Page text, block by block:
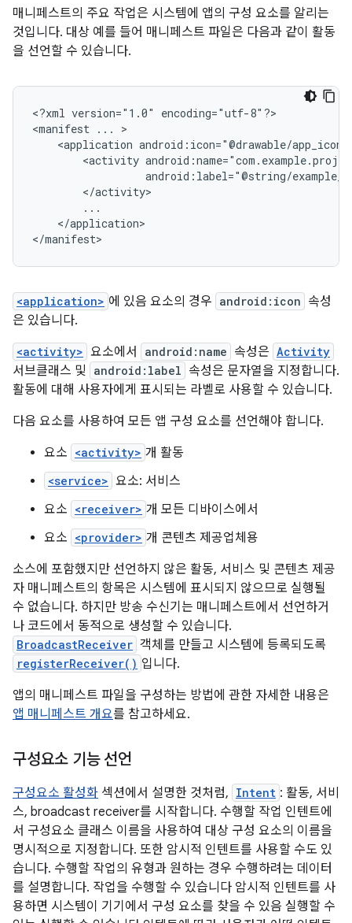
매니페스트의 주요 작업은 시스템에 앱의 구성 요소를 알리는
것입니다. 대상 예를 들어 매니페스트 파일은 다음과 같이 활동
을 선언할 수 있습니다.
<?xml version="1.0"
encoding="utf-8"?>
<manifest ...
<application android:icon="@drawable/
<activity
android:label="@string/
</application>
</manifest>
<application> 에 있음 요소의 경우 android:icon 속성
은 있습니다.
<activity> 요소에서 android:name 속성은 Activity
서브클래스 및 android:label 속성은 문자열을 지정합니다.
활동에 대해 사용자에게 표시되는 라벨로 사용할 수 있습니다.
다음 요소를 사용하여 모든 앱 구성 요소를 선언해야 합니다.
요소 <activity> 개 활동
<service> 요소: 서비스
요소 <receiver> 개 모든 디바이스에서
요소 <provider> 개 콘텐츠 제공업체용
소스에 포함했지만 선언하지 않은 활동, 서비스 및 콘텐츠 제공
자 매니페스트의 항목은 시스템에 표시되지 않으므로 실행될
수 없습니다. 하지만 방송 수신기는 매니페스트에서 선언하거
나 코드에서 동적으로 생성할 수 있습니다.
BroadcastReceiver 객체를 만들고 시스템에 등록되도록
registerReceiver() 입니다.
앱의 매니페스트 파일을 구성하는 방법에 관한 자세한 내용은
앱 매니페스트 개요를 참고하세요.
구성요소 기능 선언
구성요소 활성화 섹션에서 설명한 것처럼, Intent : 활동, 서비
스, broadcast receiver를 시작합니다. 수행할 작업 인텐트에
서 구성요소 클래스 이름을 사용하여 대상 구성 요소의 이름을
명시적으로 지정합니다. 또한 암시적 인텐트를 사용할 수도 있
습니다. 수행할 작업의 유형과 원하는 경우 수행하려는 데이터
를 설명합니다. 작업을 수행할 수 있습니다 암시적 인텐트를 사
용하면 시스템이 기기에서 구성 요소를 찾을 수 있음 실행할 수